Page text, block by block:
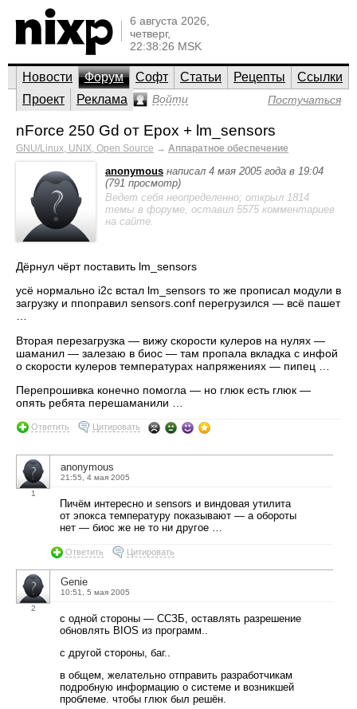
6 августа 2026,
четверг,
22:38:26 MSK
Новости Форум Софт Статьи Рецепты
Ссылки
Проект
Реклама Войти Постучаться
nForce 250 Gd от Epox + lm_sensors
GNU/Linux, UNIX, Open Source → Аппаратное обеспечение
anonymous написал 4 мая 2005 года в 19:04
(791 просмотр)
Ведет себя неопределенно; открыл 1814
темы в форуме, оставил 5575 комментариев
на сайте.
Дёрнул чёрт поставить lm_sensors
усё нормально i2c встал lm_sensors то же прописал модули в
загрузку и ппоправил sensors.conf перегрузился — всё пашет
…
Вторая перезагрузка — вижу скорости кулеров на нулях —
шаманил — залезаю в биос — там пропала вкладка с инфой
о скорости кулеров температурах напряжениях — пипец …
Перепрошивка конечно помогла — но глюк есть глюк —
опять ребята перешаманили …
Ответить Цитировать
1
anonymous
21:55, 4 мая 2005
Пичём интересно и sensors и виндовая утилита
от эпокса температуру показывают — а обороты
нет — биос же не то ни другое …
Ответить Цитировать
2
Genie
10:51, 5 мая 2005
с одной стороны — ССЗБ, оставлять разрешение
обновлять BIOS из программ..
с другой стороны, баг..
в общем, желательно отправить разработчикам
подробную информацию о системе и возникшей
проблеме. чтобы глюк был решён.